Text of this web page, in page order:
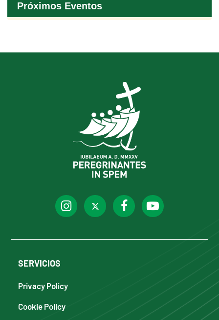
Próximos Eventos
SERVICIOS
Privacy Policy
Cookie Policy